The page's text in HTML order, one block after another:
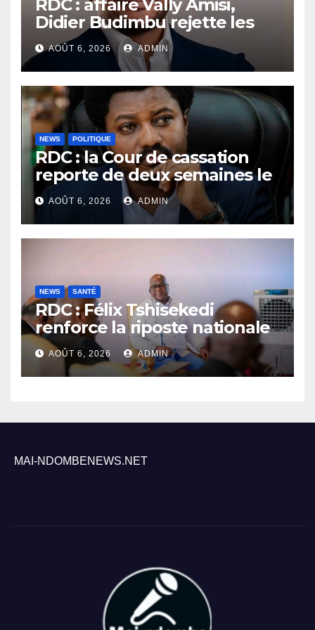
RDC : affaire Vally Amisi,
Didier Budimbu rejette les
accusations et appelle à
laisser la justice établir la
vérité
AOÛT 6, 2026 ADMIN
NEWS POLITIQUE
RDC : la Cour de cassation
reporte de deux semaines le
procès Frivao
AOÛT 6, 2026 ADMIN
NEWS SANTÉ
RDC : Félix Tshisekedi
renforce la riposte nationale
contre l’épidémie d’Ebola
AOÛT 6, 2026 ADMIN
MAI-NDOMBENEWS.NET